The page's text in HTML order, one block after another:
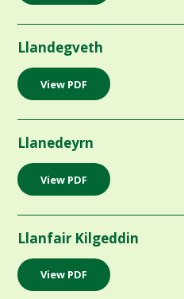
Llandegveth
View PDF
Llanedeyrn
View PDF
Llanfair Kilgeddin
View PDF